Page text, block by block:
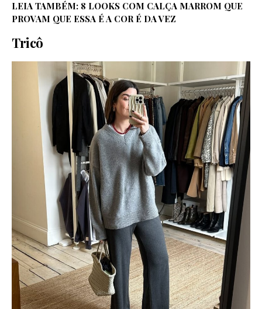
LEIA TAMBÉM: 8 LOOKS COM CALÇA MARROM QUE
PROVAM QUE ESSA É A COR É DA VEZ
Tricô